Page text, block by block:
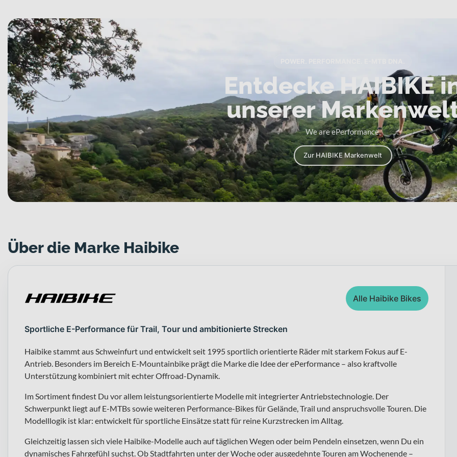
Entdecke HAIBIKE
unserer
We are ePerformance.
Zur HAIBIKE Markenwelt
Über die Marke Haibike
Alle Haibike Bikes
Sportliche E-Performance für Trail, Tour und ambitionierte Strecken
Haibike stammt aus Schweinfurt und entwickelt seit 1995 sportlich orientierte Räder mit starkem Fokus auf E-
Antrieb. Besonders im Bereich E-Mountainbike prägt die Marke die Idee der ePerformance – also kraftvolle
Unterstützung kombiniert mit echter Offroad-Dynamik.
Im Sortiment findest Du vor allem leistungsorientierte Modelle mit integrierter Antriebstechnologie. Der
Schwerpunkt liegt auf E-MTBs sowie weiteren Performance-Bikes für Gelände, Trail und anspruchsvolle Touren. Die
Modelllogik ist klar: entwickelt für sportliche Einsätze statt für reine Kurzstrecken im Alltag.
Gleichzeitig lassen sich viele Haibike-Modelle auch auf täglichen Wegen oder beim Pendeln einsetzen, wenn Du ein
dynamisches Fahrgefühl suchst. Ob Stadtfahrten unter der Woche oder ausgedehnte Touren am Wochenende –